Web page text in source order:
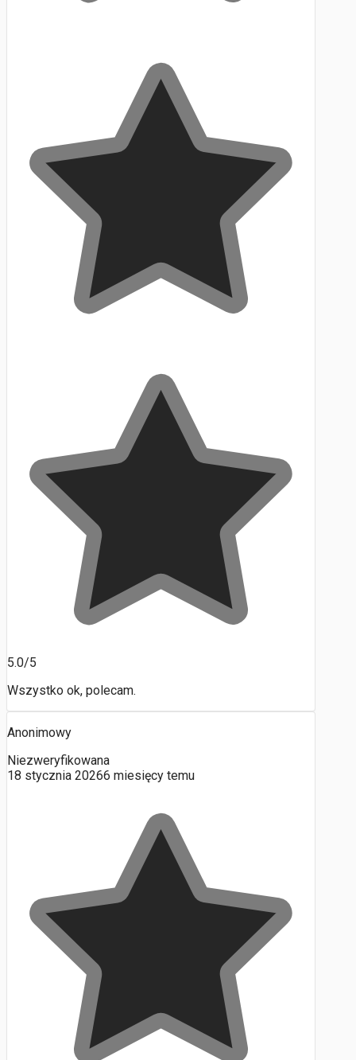
5.0/5
Wszystko ok, polecam.
Anonimowy
Niezweryfikowana
18 stycznia 20266 miesięcy temu